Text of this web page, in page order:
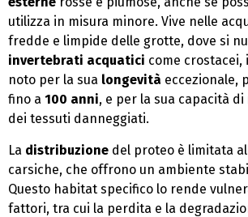
utilizza in misura minore. Vive nelle
fredde e limpide delle grotte, dove si
invertebrati acquatici come crostacei,
noto per la sua longevità eccezionale,
fino a 100 anni, e per la sua capacità di
dei tessuti danneggiati.
La distribuzione del proteo è limitata
carsiche, che offrono un ambiente
Questo habitat specifico lo rende
fattori, tra cui la perdita e la